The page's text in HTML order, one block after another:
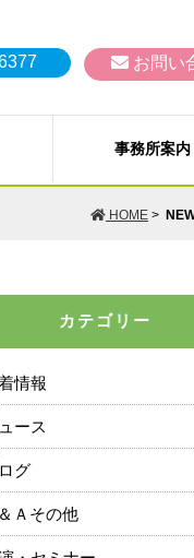
お問い
浦部 真奈 弁護士
いただく料金（費用）に
事務所案内
HOME >
カテゴリー
情報
ース
グ
Ａその他